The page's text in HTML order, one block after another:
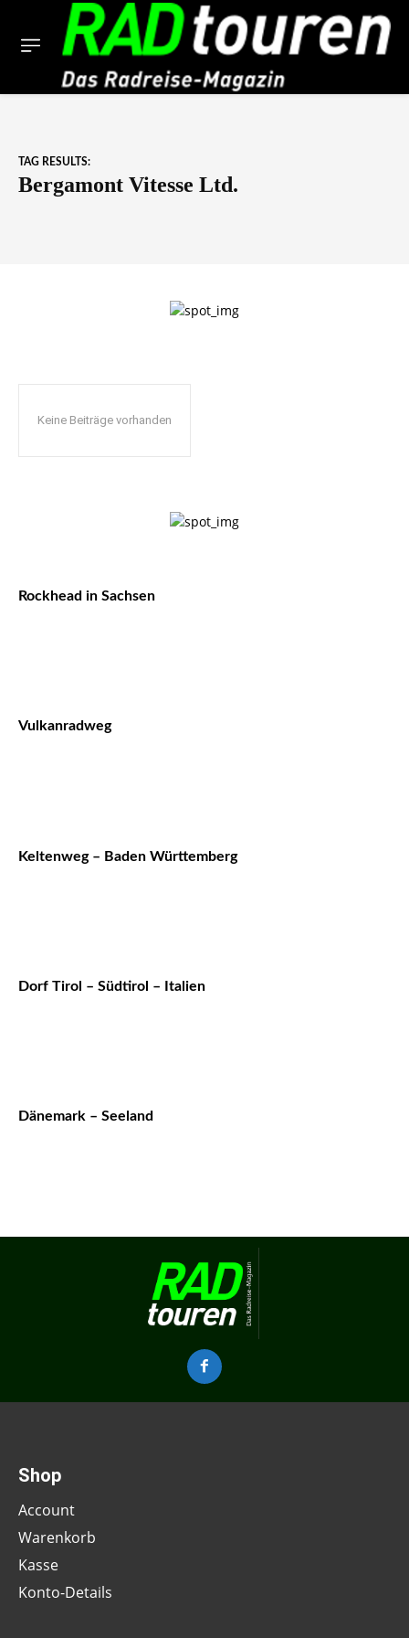
TAG RESULTS:
Bergamont Vitesse Ltd.
Keine Beiträge vorhanden
Rockhead in Sachsen
Vulkanradweg
Keltenweg – Baden Württemberg
Dorf Tirol – Südtirol – Italien
Dänemark – Seeland
Shop
Account
Warenkorb
Kasse
Konto-Details